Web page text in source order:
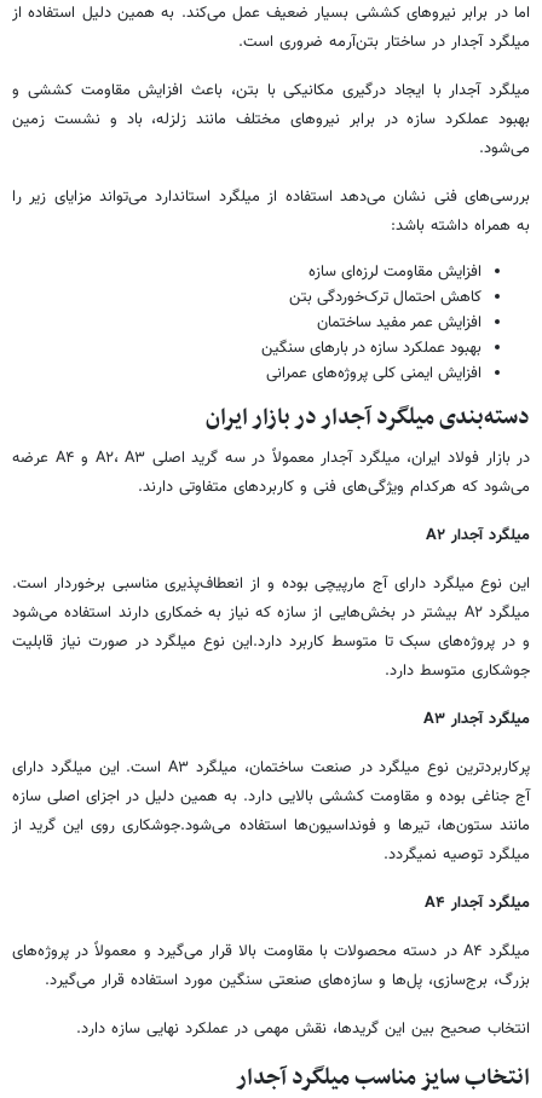
اما در برابر نیروهای کششی بسیار ضعیف عمل می‌کند. به همین دلیل استفاده از
میلگرد آجدار در ساختار بتن‌آرمه ضروری است.
میلگرد آجدار با ایجاد درگیری مکانیکی با بتن، باعث افزایش مقاومت کششی و
بهبود عملکرد سازه در برابر نیروهای مختلف مانند زلزله، باد و نشست زمین
می‌شود.
بررسی‌های فنی نشان می‌دهد استفاده از میلگرد استاندارد می‌تواند مزایای زیر را
به همراه داشته باشد:
افزایش مقاومت لرزه‌ای سازه
کاهش احتمال ترک‌خوردگی بتن
افزایش عمر مفید ساختمان
بهبود عملکرد سازه در بارهای سنگین
افزایش ایمنی کلی پروژه‌های عمرانی
دسته‌بندی میلگرد آجدار در بازار ایران
در بازار فولاد ایران، میلگرد آجدار معمولاً در سه گرید اصلی A۲، A۳ و A۴ عرضه
می‌شود که هرکدام ویژگی‌های فنی و کاربردهای متفاوتی دارند.
میلگرد آجدار A۲
این نوع میلگرد دارای آج مارپیچی بوده و از انعطاف‌پذیری مناسبی برخوردار است.
میلگرد A۲ بیشتر در بخش‌هایی از سازه که نیاز به خمکاری دارند استفاده می‌شود
و در پروژه‌های سبک تا متوسط کاربرد دارد.این نوع میلگرد در صورت نیاز قابلیت
جوشکاری متوسط دارد.
میلگرد آجدار A۳
پرکاربردترین نوع میلگرد در صنعت ساختمان، میلگرد A۳ است. این میلگرد دارای
آج جناغی بوده و مقاومت کششی بالایی دارد. به همین دلیل در اجزای اصلی سازه
مانند ستون‌ها، تیرها و فونداسیون‌ها استفاده می‌شود.جوشکاری روی این گرید از
میلگرد توصیه نمیگردد.
میلگرد آجدار A۴
میلگرد A۴ در دسته محصولات با مقاومت بالا قرار می‌گیرد و معمولاً در پروژه‌های
بزرگ، برج‌سازی، پل‌ها و سازه‌های صنعتی سنگین مورد استفاده قرار می‌گیرد.
انتخاب صحیح بین این گریدها، نقش مهمی در عملکرد نهایی سازه دارد.
انتخاب سایز مناسب میلگرد آجدار